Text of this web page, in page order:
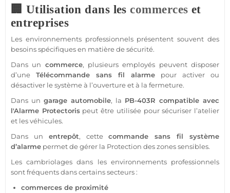
🏢 Utilisation dans lescommerces et
entreprises
Les environnements professionnels présentent souvent des
besoins spécifiques en matière desécurité.
Dans un commerce, plusieurs employés peuvent disposer
d’une Télécommande sans fil alarme pour activer ou
désactiver lesystèmeà l’ouverture et à la fermeture.
Dans un garage automobile, la PB-403R compatible avec
l'Alarme Protectorispeut être utilisée pour sécuriser l’atelier
et les véhicules.
Dans un entrepôt, cettecommande sans filsystème
d’alarme permet de gérer la Protection des zones sensibles.
Les cambriolages dans les environnements professionnels
sont fréquents dans certains secteurs :
commerces de proximité